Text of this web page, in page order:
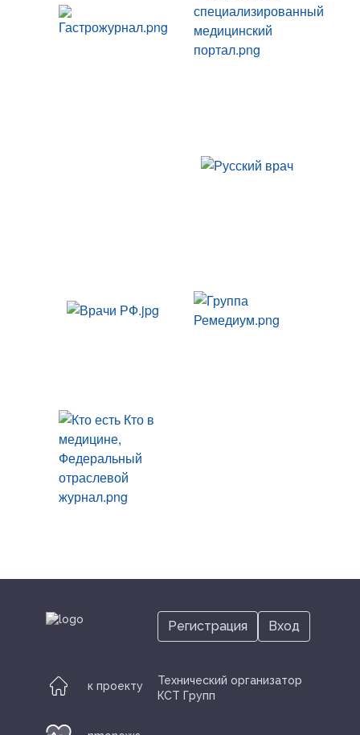
к проекту
Технический организатор
КСТ Групп
Регистрация Вход